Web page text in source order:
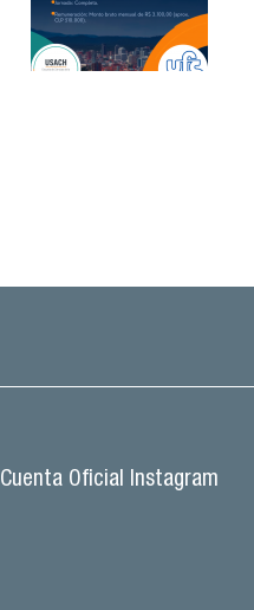
Cuenta Oficial Instagram